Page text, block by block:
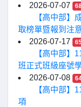
2026-07-07
【高中部】
取榜單暨報到注
2026-07-17
【高中部】
班正式班級座號
2026-07-08
【高中部】
項